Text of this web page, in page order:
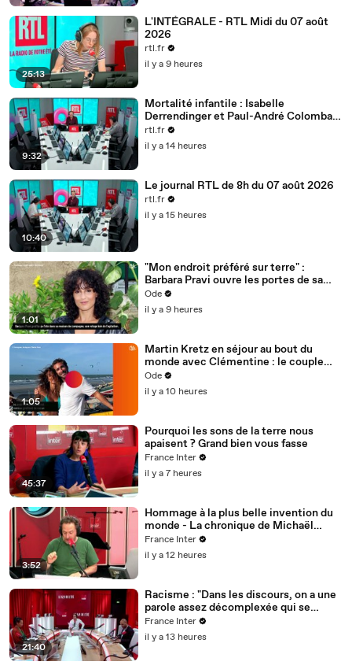
25:13
L'INTÉGRALE - RTL Midi du 07 août
2026
rtl.fr
il y a 9 heures
9:32
Mortalité infantile : Isabelle
Derrendinger et Paul-André Colombani
sont les invités de Vincent Derosier
rtl.fr
il y a 14 heures
10:40
Le journal RTL de 8h du 07 août 2026
rtl.fr
il y a 15 heures
1:01
"Mon endroit préféré sur terre" :
Barbara Pravi ouvre les portes de sa
maison du bonheur, achetée après
avoir été au RSA
Ode
il y a 9 heures
1:05
Martin Kretz en séjour au bout du
monde avec Clémentine : le couple
rejoint un lieu cher à Raïssa, la
compagne de Raphaël
Ode
il y a 10 heures
45:37
Pourquoi les sons de la terre nous
apaisent ? Grand bien vous fasse
France Inter
il y a 7 heures
3:52
Hommage à la plus belle invention du
monde - La chronique de Michaël
Hirsch
France Inter
il y a 12 heures
21:40
Racisme : "Dans les discours, on a une
parole assez décomplexée qui se
structure et se banalise dans la
société"
France Inter
il y a 13 heures